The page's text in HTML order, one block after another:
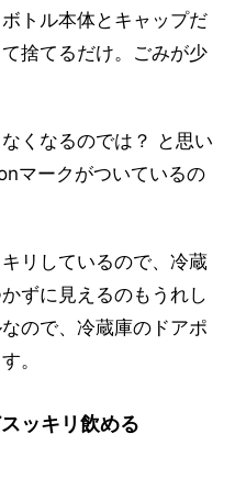
トル本体とキャップだ
捨てるだけ。ごみが少
くなるのでは？ と思い
マークがついているの
リしているので、冷蔵
ずに見えるのもうれし
ので、冷蔵庫のドアポ
。
ッキリ飲める